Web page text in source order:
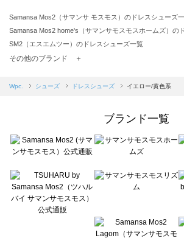
Samansa Mos2（サマンサ モスモス）のドレスシューズ
Samansa Mos2 home's（サマンサモスモスホームズ）の
SM2（エスエムツー）のドレスシューズ一覧
Samansa Mos2 blue（サマンサモスモス ブルー）のドレ
sō4ū（ソウフォーユー）のドレスシューズ一覧
Te chichi（テチチ）のドレスシューズ一覧
Te chichi CLASSIC（テチチ クラシック）のドレスシュー
Lugnoncure（ルノンキュール）のドレスシューズ一覧
BETTY'S BLUE（べティーズブルー）のドレスシューズ一
Wpc.（ワールドパーティー）のドレスシューズ一覧
その他のブランド ＋
Wpc. シューズ ドレスシューズ イエロー/黄色系
ブランド一覧